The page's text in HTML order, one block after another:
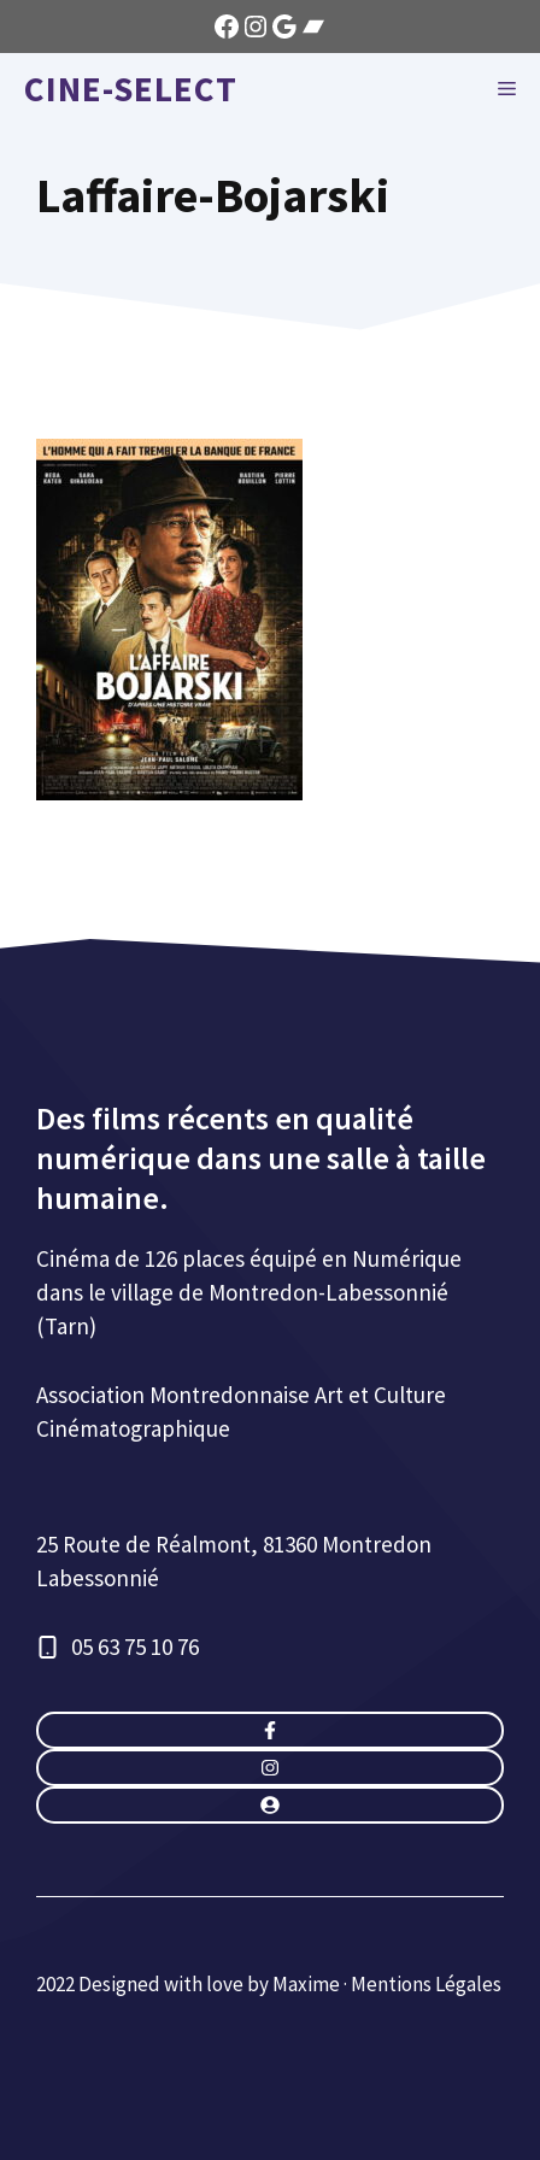
au
contenu
Facebook
Instagram
GoogleBandcamp
CINE-SELECT
Laffaire-Bojarski
Des films récents en qualité
numérique dans une salle à taille
humaine.
Cinéma de 126 places équipé en Numérique
dans le village de Montredon-Labessonnié
(Tarn)
Association Montredonnaise Art et Culture
Cinématographique
25 Route de Réalmont, 81360 Montredon
Labessonnié
05 63 75 10 76
2022 Designed with love by Maxime · Mentions Légales